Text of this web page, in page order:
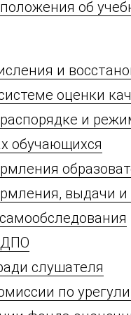
об
и
оценки
и
обучающихся
выдачи и
ДПО
слушателя
по